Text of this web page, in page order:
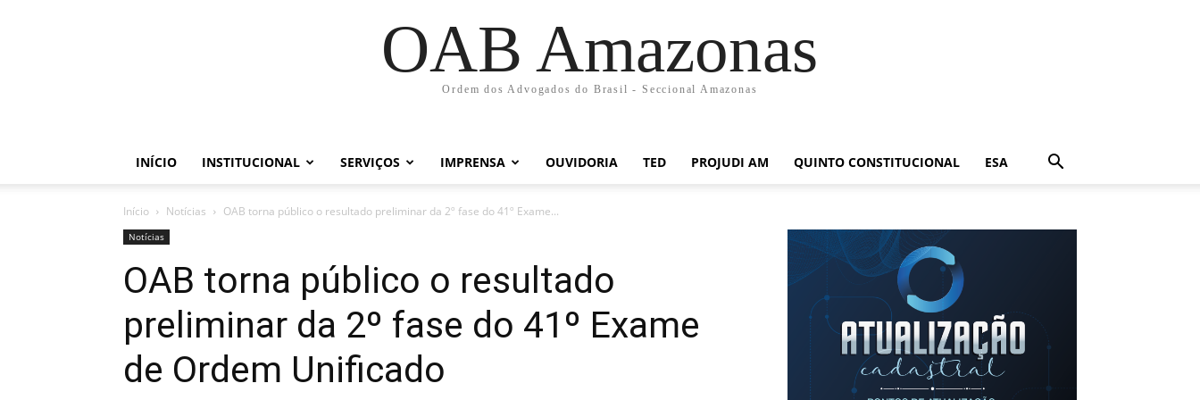
OAB Amazonas
Ordem dos Advogados do Brasil - Seccional Amazonas
INÍCIO INSTITUCIONAL SERVIÇOS IMPRENSA OUVIDORIA TED PROJUDI AM QUINTO CONSTITUCIONAL ESA
Início Notícias OAB torna público o resultado preliminar da 2º fase do 41º Exame...
Notícias
OAB torna público o resultado
preliminar da 2º fase do 41º Exame
de Ordem Unificado